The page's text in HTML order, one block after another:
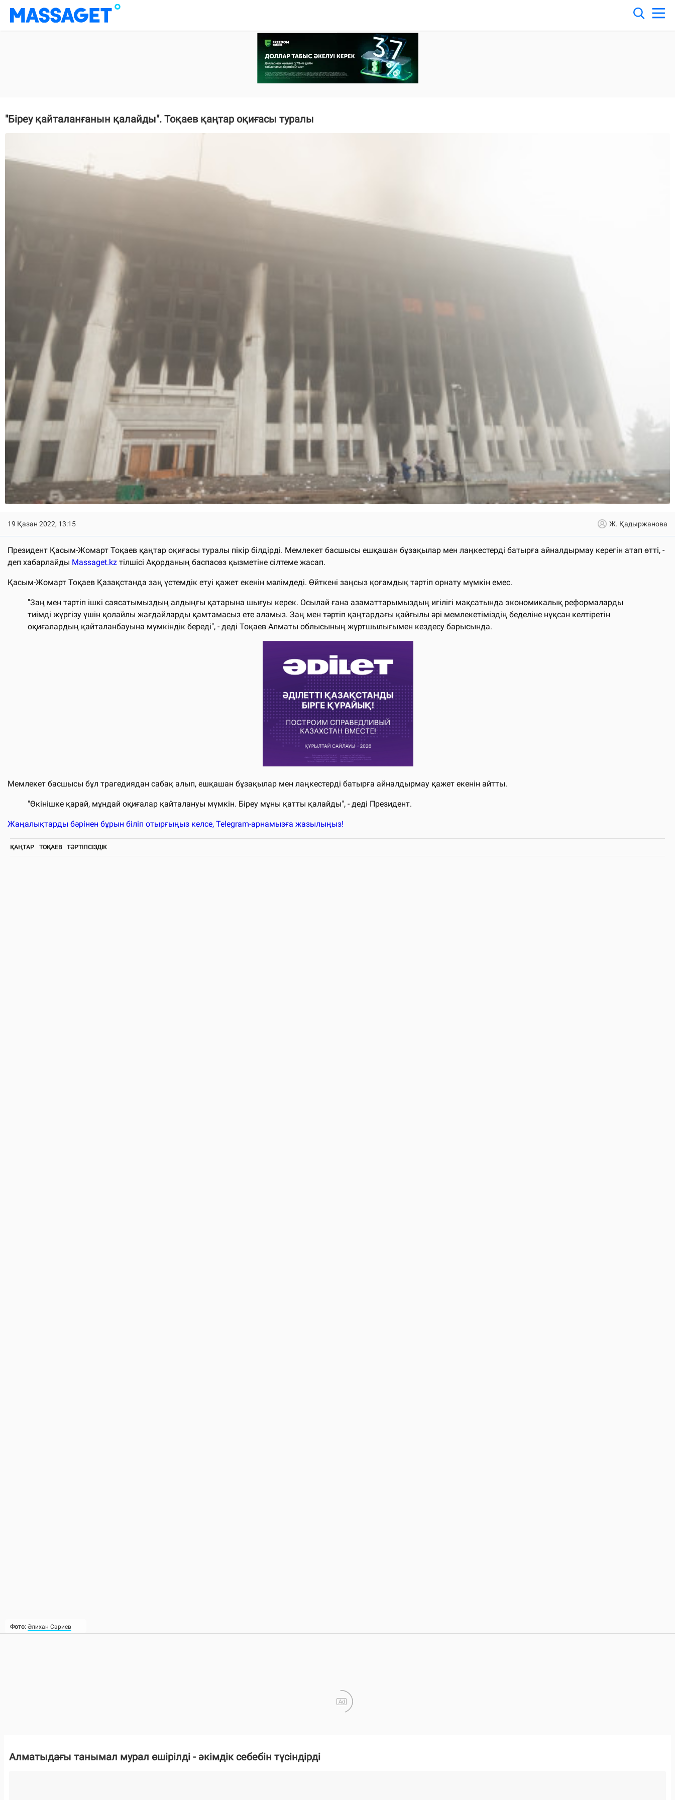
"Біреу қайталанғанын қалайды". Тоқаев қаңтар оқиғасы туралы
19 Қазан 2022, 13:15
Фото: Әлихан Сариев
Ж. Қадыржанова
Президент Қасым-Жомарт Тоқаев қаңтар оқиғасы туралы пікір білдірді. Мемлекет басшысы ешқашан бұзақылар мен лаңкестерді батырға айналдырмау керегін атап өтті, -
деп хабарлайды Massaget.kz тілшісі Ақорданың баспасөз қызметіне сілтеме жасап.
Қасым-Жомарт Тоқаев Қазақстанда заң үстемдік етуі қажет екенін мәлімдеді. Өйткені заңсыз қоғамдық тәртіп орнату мүмкін емес.
"Заң мен тәртіп ішкі саясатымыздың алдыңғы қатарына шығуы керек. Осылай ғана азаматтарымыздың игілігі мақсатында экономикалық реформаларды
тиімді жүргізу үшін қолайлы жағдайларды қамтамасыз ете аламыз. Заң мен тәртіп қаңтардағы қайғылы әрі мемлекетіміздің беделіне нұқсан келтіретін
оқиғалардың қайталанбауына мүмкіндік береді", - деді Тоқаев Алматы облысының жұртшылығымен кездесу барысында.
Мемлекет басшысы бұл трагедиядан сабақ алып, ешқашан бұзақылар мен лаңкестерді батырға айналдырмау қажет екенін айтты.
"Өкінішке қарай, мұндай оқиғалар қайталануы мүмкін. Біреу мұны қатты қалайды", - деді Президент.
Жаңалықтарды бәрінен бұрын біліп отырғыңыз келсе, Telegram-арнамызға жазылыңыз!
ҚАҢТАР ТОҚАЕВ ТӘРТІПСІЗДІК